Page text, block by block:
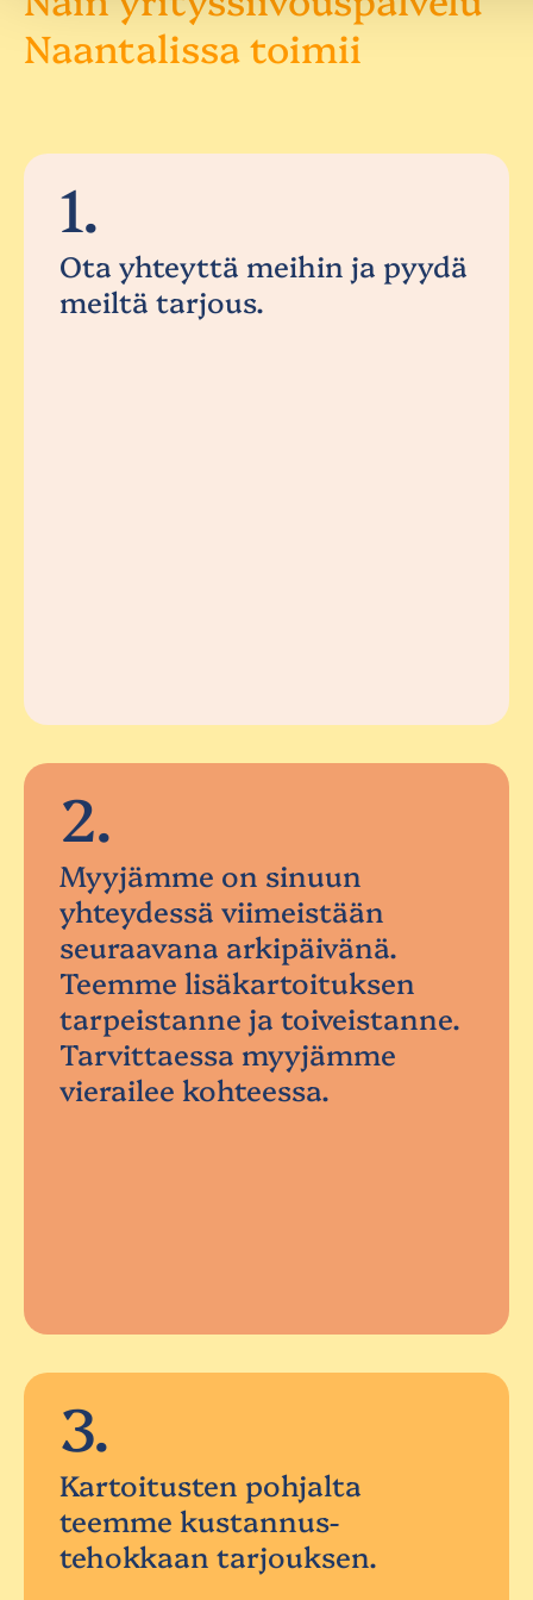
Naantalissa toimii
1.
Ota yhteyttä meihin ja pyydä
meiltä tarjous.
2.
Myyjämme on sinuun
yhteydessä viimeistään
seuraavana arkipäivänä.
Teemme lisäkartoituksen
tarpeistanne ja toiveistanne.
Tarvittaessa myyjämme
vierailee kohteessa.
3.
Kartoitusten pohjalta
teemme kustannus-
tehokkaan tarjouksen.